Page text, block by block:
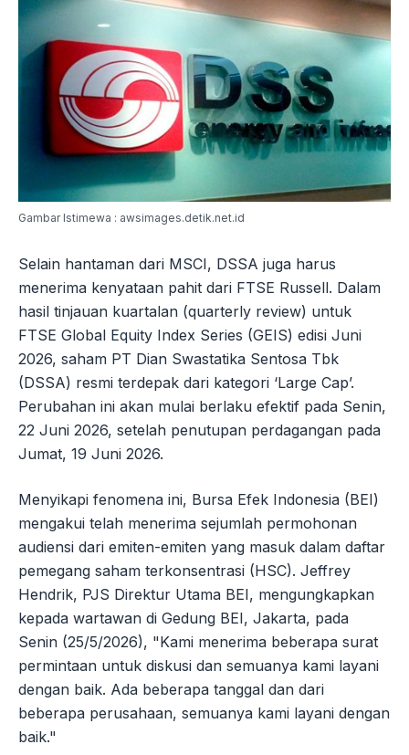
Gambar Istimewa : awsimages.detik.net.id
Selain hantaman dari MSCI, DSSA juga harus
menerima kenyataan pahit dari FTSE Russell. Dalam
hasil tinjauan kuartalan (quarterly review) untuk
FTSE Global Equity Index Series (GEIS) edisi Juni
2026, saham PT Dian Swastatika Sentosa Tbk
(DSSA) resmi terdepak dari kategori ‘Large Cap’.
Perubahan ini akan mulai berlaku efektif pada Senin,
22 Juni 2026, setelah penutupan perdagangan pada
Jumat, 19 Juni 2026.
Menyikapi fenomena ini, Bursa Efek Indonesia (BEI)
mengakui telah menerima sejumlah permohonan
audiensi dari emiten-emiten yang masuk dalam daftar
pemegang saham terkonsentrasi (HSC). Jeffrey
Hendrik, PJS Direktur Utama BEI, mengungkapkan
kepada wartawan di Gedung BEI, Jakarta, pada
Senin (25/5/2026), "Kami menerima beberapa surat
permintaan untuk diskusi dan semuanya kami layani
dengan baik. Ada beberapa tanggal dan dari
beberapa perusahaan, semuanya kami layani dengan
baik."